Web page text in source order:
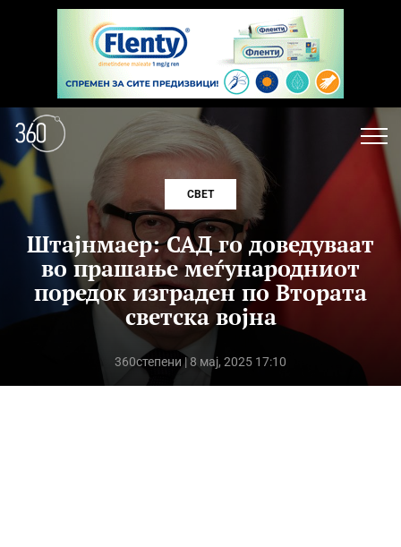
СВЕТ
Штајнмаер: САД го доведуваат
во прашање меѓународниот
поредок изграден по Втората
светска војна
360степени | 8 мај, 2025 17:10